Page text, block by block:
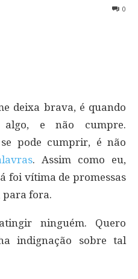
0
deixa brava, é quando
algo, e não cumpre.
pode cumprir, é não
. Assim como eu,
foi vítima de promessas
para fora.
ninguém. Quero
indignação sobre tal